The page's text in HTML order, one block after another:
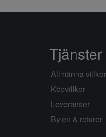
Tjänster
Allmänna villkor
Köpvillkor
Leveranser
Byten & returer